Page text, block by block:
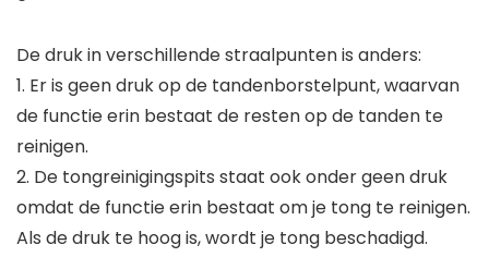
De druk in verschillende straalpunten is anders:
1. Er is geen druk op de tandenborstelpunt, waarvan
de functie erin bestaat de resten op de tanden te
reinigen.
2. De tongreinigingspits staat ook onder geen druk
omdat de functie erin bestaat om je tong te reinigen.
Als de druk te hoog is, wordt je tong beschadigd.